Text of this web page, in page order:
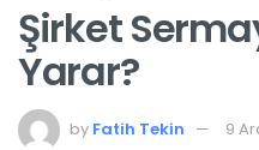
Şirket
Yarar?
by Fatih Tekin 9